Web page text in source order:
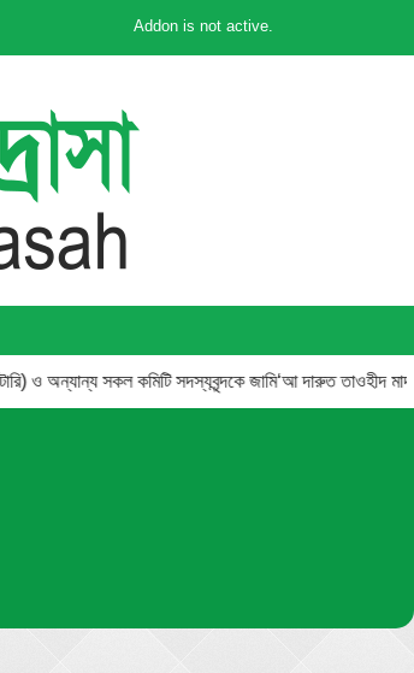
Addon is not active.